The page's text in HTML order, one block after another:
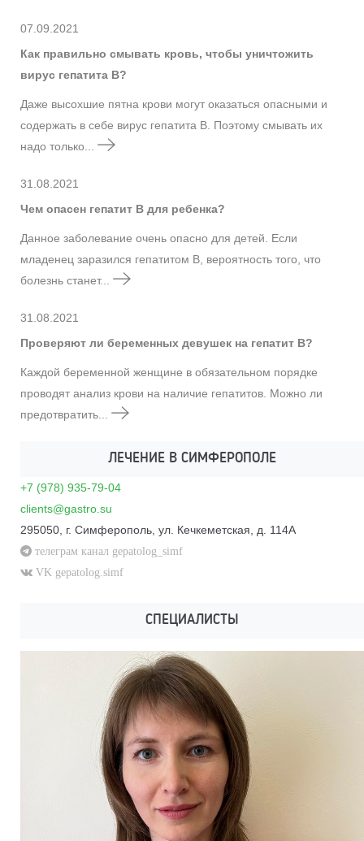
07.09.2021
Как правильно смывать кровь, чтобы уничтожить
вирус гепатита B?
Даже высохшие пятна крови могут оказаться опасными и
содержать в себе вирус гепатита B. Поэтому смывать их
надо только...
31.08.2021
Чем опасен гепатит B для ребенка?
Данное заболевание очень опасно для детей. Если
младенец заразился гепатитом B, вероятность того, что
болезнь станет...
31.08.2021
Проверяют ли беременных девушек на гепатит B?
Каждой беременной женщине в обязательном порядке
проводят анализ крови на наличие гепатитов. Можно ли
предотвратить...
ЛЕЧЕНИЕ В СИМФЕРОПОЛЕ
+7 (978) 935-79-04
clients@gastro.su
295050, г. Симферополь, ул. Кечкеметская, д. 114А
телеграм канал gepatolog_simf
VK gepatolog.simf
СПЕЦИАЛИСТЫ